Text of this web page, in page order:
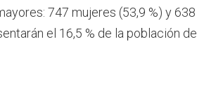
747 mujeres (53,9 %) y 638
el 16,5 % de la población de